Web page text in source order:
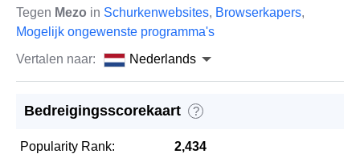
Tegen Mezo in Schurkenwebsites, Browserkapers,
Mogelijk ongewenste programma's
Vertalen naar:
Nederlands
Bedreigingsscorekaart ?
Popularity Rank:
2,434